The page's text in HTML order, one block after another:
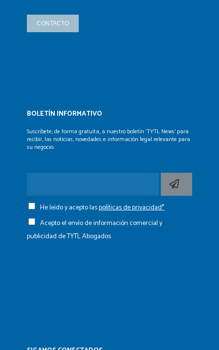
CONTACTO
BOLETÍN INFORMATIVO
Suscríbete, de forma gratuita, a nuestro boletín ‘TYTL News’ para
recibir, las noticias, novedades e información legal relevante para
su negocio.
He leído y acepto laspolíticas de privacidad*
Acepto el envío de información comercial y
publicidad de TYTL Abogados